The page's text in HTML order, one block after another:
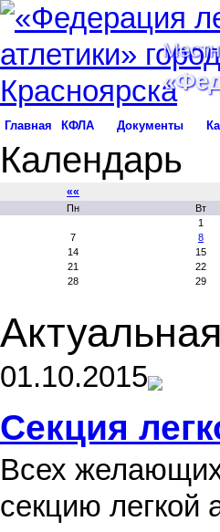
Главная КФЛА Документы
Календарь
««
Пн Вт
1
7
8
14
15
21
22
28
29
01.10.2015
Секция
Всех желающих
секцию легкой